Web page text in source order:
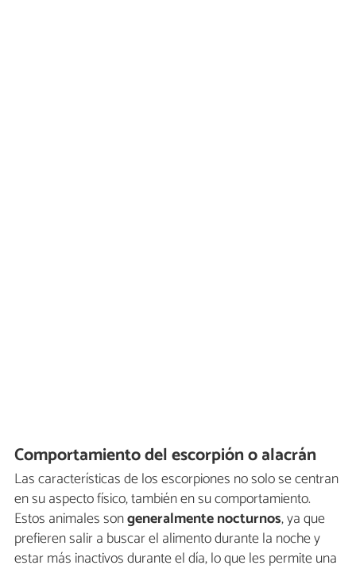
Comportamiento del escorpión o alacrán
Las características de los escorpiones no solo se centran
en su aspecto físico, también en su comportamiento.
Estos animales songeneralmente nocturnos,ya que
prefieren salir a buscar el alimento durante la noche y
estar más inactivos durante el día, lo que les permite una